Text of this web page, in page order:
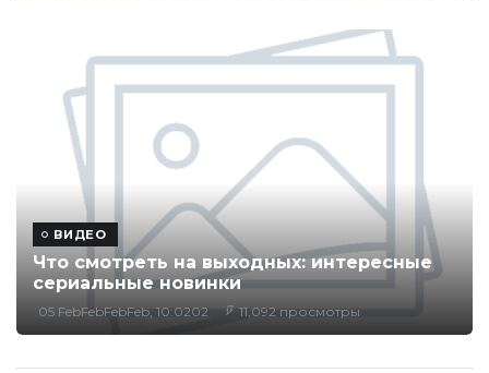
ВИДЕО
Что смотреть на выходных: интересные
сериальные новинки
05 FebFebFebFeb, 10:0202 11,092 просмотры